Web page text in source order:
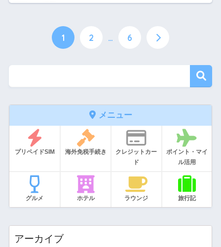
1 2 … 6
メニュー
プリペイドSIM 海外免税手続き
クレジットカー
ド
ポイント・マイ
ル活用
グルメ ホテル ラウンジ 旅行記
アーカイブ